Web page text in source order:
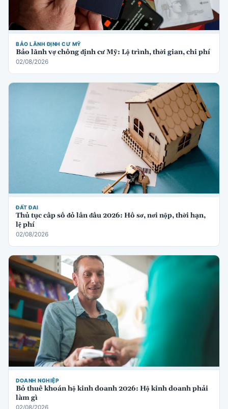
BẢO LÃNH ĐỊNH CƯ MỸ
Bảo lãnh vợ chồng định cư Mỹ: Lộ trình, thời gian, chi phí
02/08/2026
ĐẤT ĐAI
Thủ tục cấp sổ đỏ lần đầu 2026: Hồ sơ, nơi nộp, thời hạn,
lệ phí
02/08/2026
DOANH NGHIỆP
Bỏ thuế khoán hộ kinh doanh 2026: Hộ kinh doanh phải
làm gì
02/08/2026